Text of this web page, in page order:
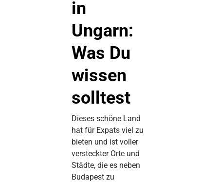
in
Ungarn:
Was Du
wissen
solltest
Dieses schöne Land
hat für Expats viel zu
bieten und ist voller
versteckter Orte und
Städte, die es neben
Budapest zu